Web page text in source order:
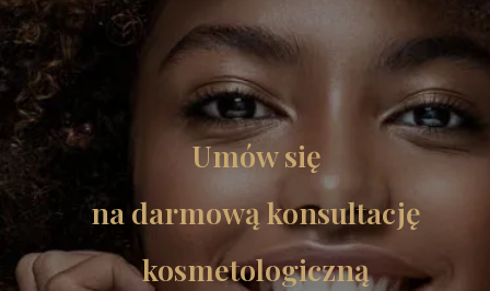
Umów się
na darmową konsultację
kosmetologiczną